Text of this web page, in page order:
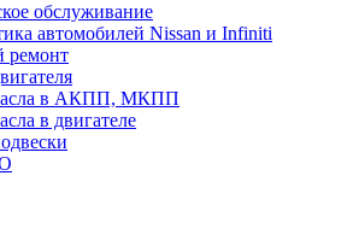
обслуживание
автомобилей Nissan и Infiniti
ремонт
в АКПП, МКПП
в двигателе